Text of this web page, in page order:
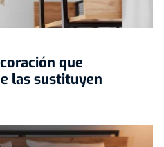
que
las sustituyen